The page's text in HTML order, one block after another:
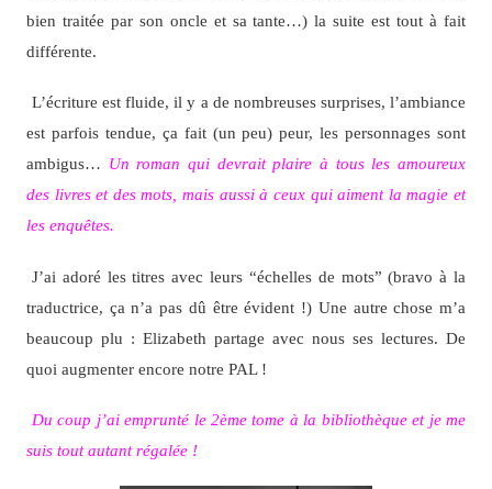
bien traitée par son oncle et sa tante…) la suite est tout à fait
différente.
L’écriture est fluide, il y a de nombreuses surprises, l’ambiance
est parfois tendue, ça fait (un peu) peur, les personnages sont
ambigus… Un roman qui devrait plaire à tous les amoureux
des livres et des mots, mais aussi à ceux qui aiment la magie et
les enquêtes.
J’ai adoré les titres avec leurs “échelles de mots” (bravo à la
traductrice, ça n’a pas dû être évident !) Une autre chose m’a
beaucoup plu : Elizabeth partage avec nous ses lectures. De
quoi augmenter encore notre PAL !
Du coup j’ai emprunté le 2ème tome à la bibliothèque et je me
suis tout autant régalée !